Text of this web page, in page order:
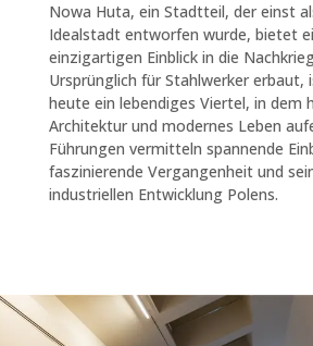
Nowa Huta, ein Stadtteil, der einst
Idealstadt entworfen wurde, bietet
einzigartigen Einblick in die
Ursprünglich für Stahlwerker erbaut,
heute ein lebendiges Viertel, in dem
Architektur und modernes Leben
Führungen vermitteln spannende
faszinierende Vergangenheit und
industriellen Entwicklung Polens.